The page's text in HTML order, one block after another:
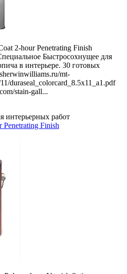
2-hour Penetrating Finish
Быстросохнущее для
в интерьере. 30 готовых
mt-
duraseal_colorcard_8.5x11_a1.pdf
stain-gall...
интерьерных работ
Penetrating Finish